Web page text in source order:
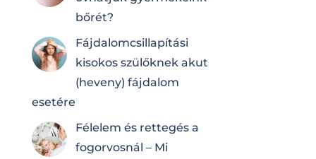
bőrét?
Fájdalomcsilla­pí­tá­si
kisokos szülőknek akut
(heveny) fájdalom
esetére
Félelem és rettegés a
fogorvosnál – Mi